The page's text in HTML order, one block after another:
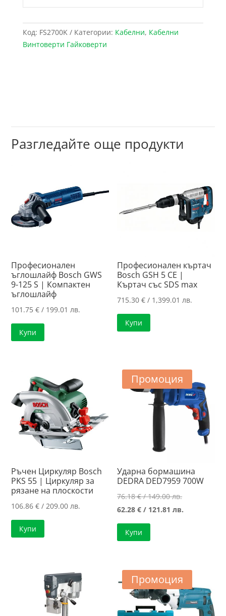
Код: FS2700K Категории: Кабелни, Кабелни
Винтоверти Гайковерти
Разгледайте още продукти
Професионален
ъглошлайф Bosch GWS
9-125 S | Компактен
ъглошлайф
101.75€ / 199.01 лв.
Купи
Професионален къртач
Bosch GSH 5 CE |
Къртач със SDS max
715.30€ / 1,399.01 лв.
Купи
Ръчен Циркуляр Bosch
PKS 55 | Циркуляр за
рязанe нa плоскости
106.86€ / 209.00 лв.
Купи
Промоция
Ударна бормашина
DEDRA DED7959 700W
76.18€/ 149.00 лв.Original
price
62.28€ / 121.81 лв.
Купи
Промоция